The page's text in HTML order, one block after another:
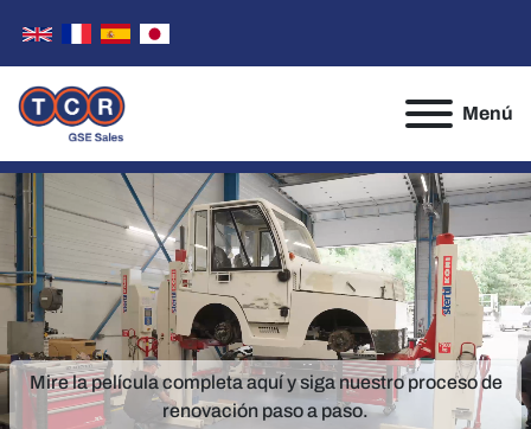
Menú
Mire la película completa aquí y siga nuestro proceso de
renovación paso a paso.